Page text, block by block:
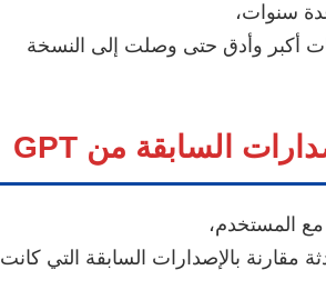
أكبر وأدق حتى وصلت إلى النسخة
مع المستخدم،
مقارنة بالإصدارات السابقة التي كانت